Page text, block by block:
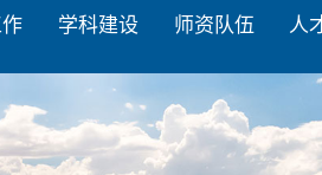
学科建设 师资队伍 人